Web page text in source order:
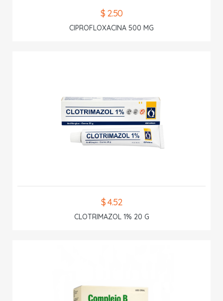
$ 2.50
CIPROFLOXACINA 500 MG
$ 4.52
CLOTRIMAZOL 1% 20 G